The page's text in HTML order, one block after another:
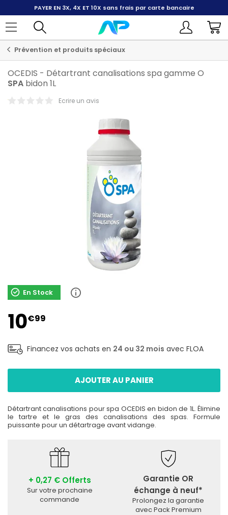
PAYER EN 3X, 4X ET 10X sans frais par carte bancaire
Prévention et produits spéciaux
OCEDIS - Détartrant canalisations spa gamme O
SPA bidon 1L
Ecrire un avis
En Stock
10€99
Financez vos achats en 24 ou 32 mois avec FLOA
AJOUTER AU PANIER
Détartrant canalisations pour spa OCEDIS en bidon de 1L. Élimine
le tartre et le gras des canalisations des spas. Formule
puissante pour un détartrage avant vidange.
+ 0,27 € Offerts
Sur votre prochaine
commande
Garantie OR
échange à neuf*
Prolongez la garantie
avec Pack Premium